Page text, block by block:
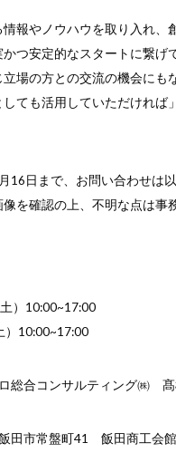
情報やノウハウを取り入れ、
つ安定的なスタートに繋げ
場の方との交流の機会にも
ても活用していただければ」
16日まで、お問い合わせは以
を確認の上、不明な点は事
）10:00~17:00
10:00~17:00
総合コンサルティング㈱ 髙
田市常盤町41 飯田商工会